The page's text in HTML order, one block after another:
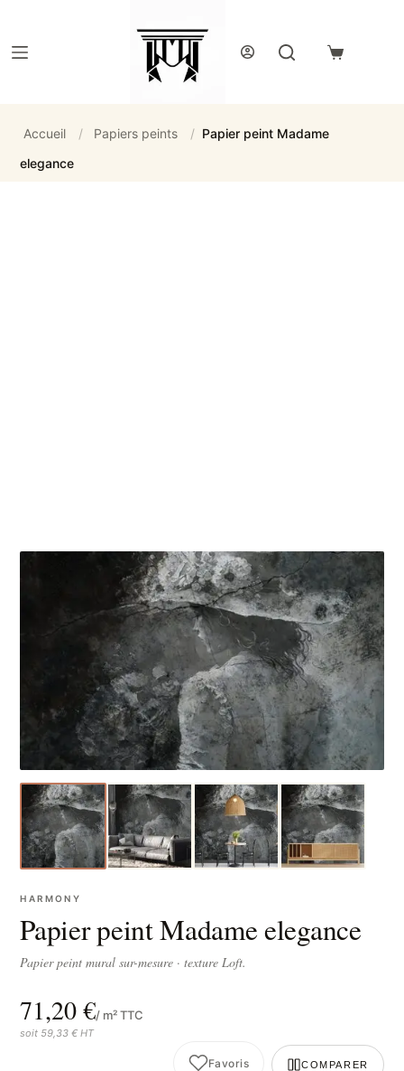
Panier
Accueil / Papiers peints / Papier peint Madame
elegance
HARMONY
Papier peint Madame elegance
Papier peint mural sur-mesure · texture Loft.
71,20 €/ m² TTC
soit 59,33 € HT
Favoris COMPARER